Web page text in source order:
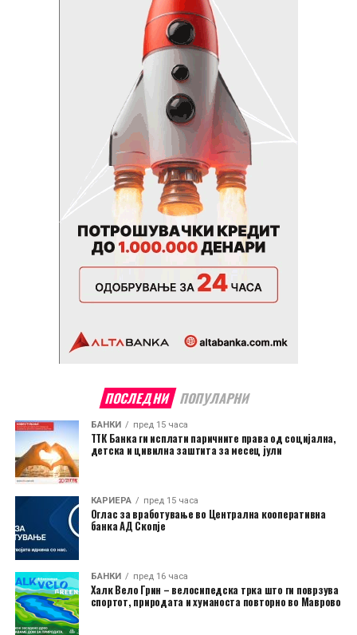
ПОСЛЕДНИ ПОПУЛАРНИ
БАНКИ пред 15 часа
ТТК Банка ги исплати паричните права од социјална,
детска и цивилна заштита за месец јули
КАРИЕРА пред 15 часа
Оглас за вработување во Централна кооперативна
банка АД Скопје
БАНКИ пред 16 часа
Халк Вело Грин – велосипедска трка што ги поврзува
спортот, природата и хуманоста повторно во Маврово